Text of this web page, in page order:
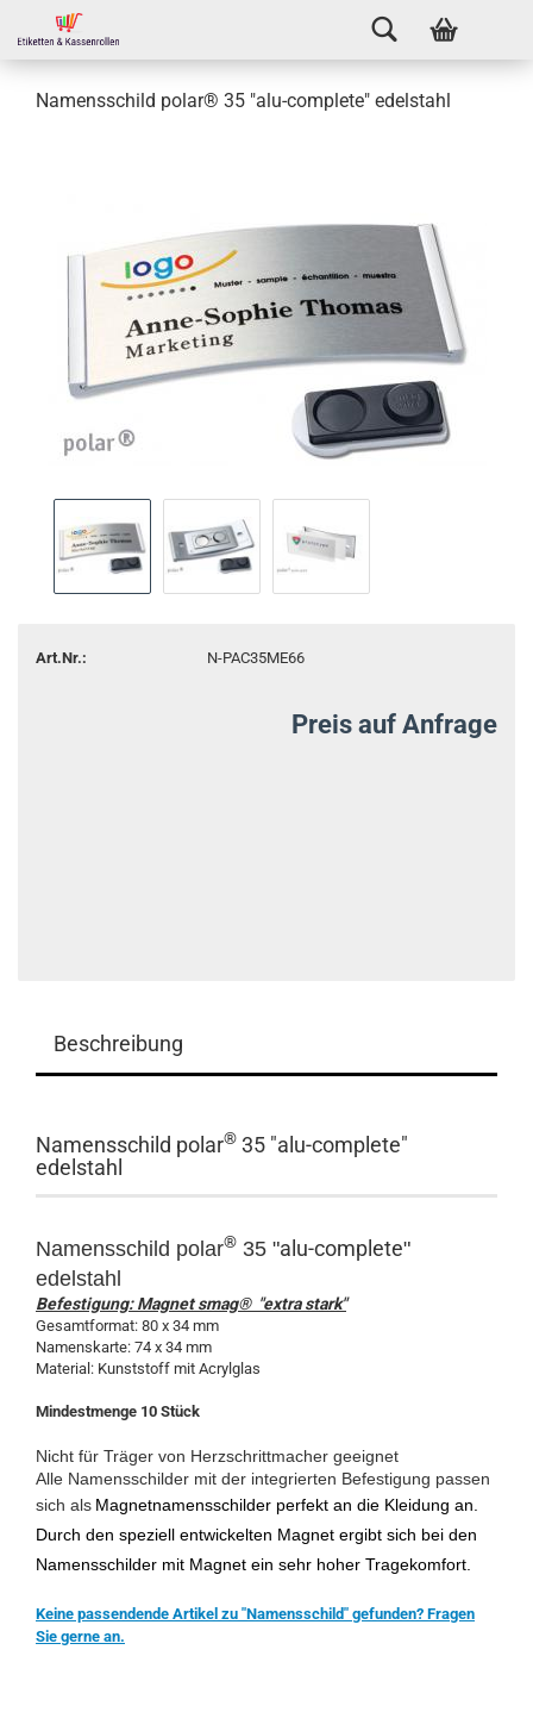
Namensschild polar® 35 "alu-complete" edelstahl
Art.Nr.: N-PAC35ME66
Preis auf Anfrage
Beschreibung
Namensschild polar® 35 "alu-complete"
edelstahl
Namensschild polar® 35 "alu-complete"
edelstahl
Befestigung: Magnet smag® "extra stark"
Gesamtformat: 80 x 34 mm
Namenskarte: 74 x 34 mm
Material: Kunststoff mit Acrylglas
Mindestmenge 10 Stück
Nicht für Träger von Herzschrittmacher geeignet
Alle Namensschilder mit der integrierten Befestigung passen
sich als Magnetnamensschilder perfekt an die Kleidung an.
Durch den speziell entwickelten Magnet ergibt sich bei den
Namensschilder mit Magnet ein sehr hoher Tragekomfort.
Keine passendende Artikel zu "Namensschild" gefunden? Fragen
Sie gerne an.